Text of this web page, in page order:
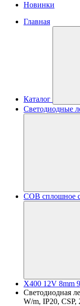
Новинки
Главная
Каталог
Светодиодные
COB сплошное
X400 12V 8mm
Светодиодная
W/m, IP20,